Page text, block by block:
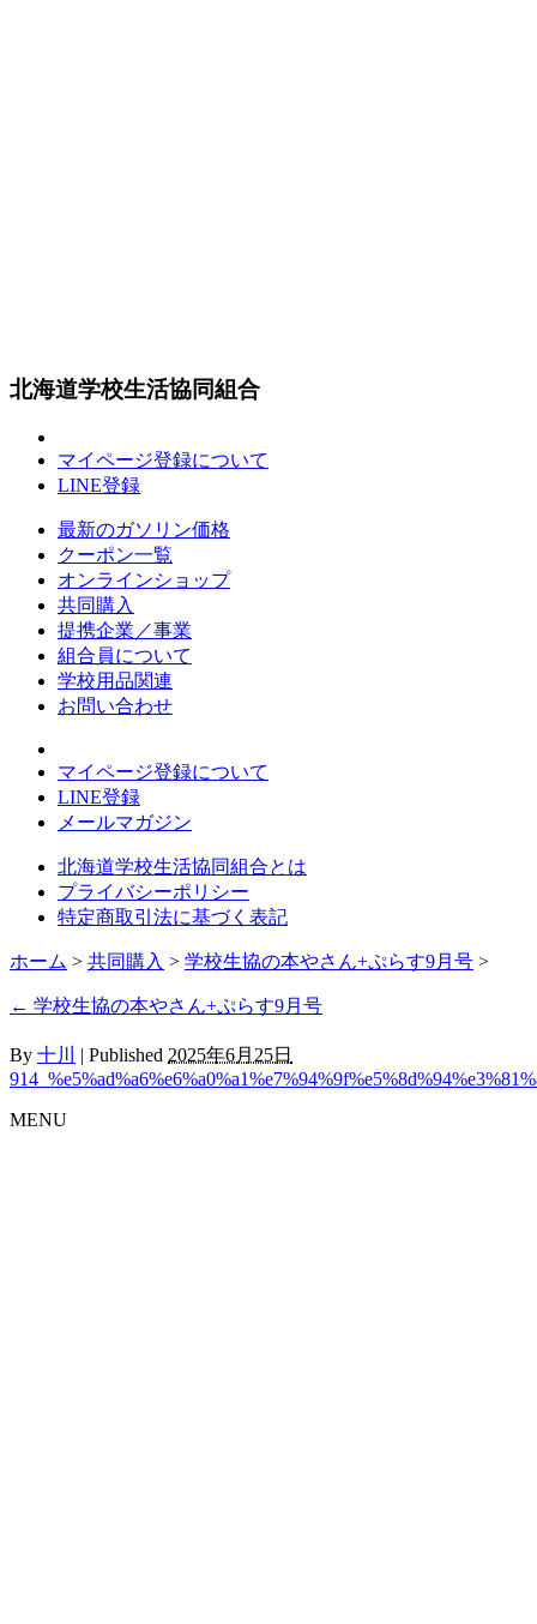
北海道学校生活協同組合
マイページ登録について
LINE登録
最新のガソリン価格
クーポン一覧
オンラインショップ
共同購入
提携企業／事業
組合員について
学校用品関連
お問い合わせ
マイページ登録について
LINE登録
メールマガジン
北海道学校生活協同組合とは
プライバシーポリシー
特定商取引法に基づく表記
ホーム > 共同購入 > 学校生協の本やさん+ぷらす9月号 >
← 学校生協の本やさん+ぷらす9月号
By 十川 | Published 2025年6月25日
MENU